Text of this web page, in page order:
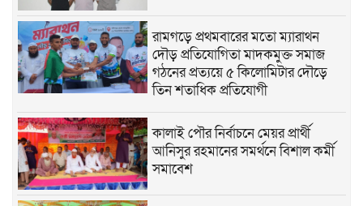
রামগড়ে প্রথমবারের মতো ম্যারাথন
দৌড় প্রতিযোগিতা মাদকমুক্ত সমাজ
গঠনের প্রত্যয়ে ৫ কিলোমিটার দৌড়ে
তিন শতাধিক প্রতিযোগী
কালাই পৌর নির্বাচনে মেয়র প্রার্থী
আনিসুর রহমানের সমর্থনে বিশাল কর্মী
সমাবেশ